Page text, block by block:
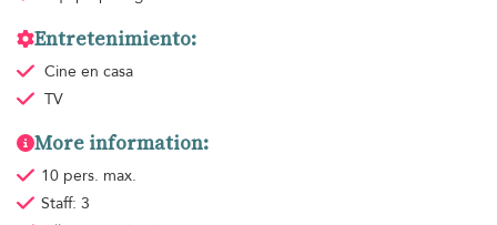
Entretenimiento:
Cine en casa
TV
More information:
10 pers. max.
Staff: 3